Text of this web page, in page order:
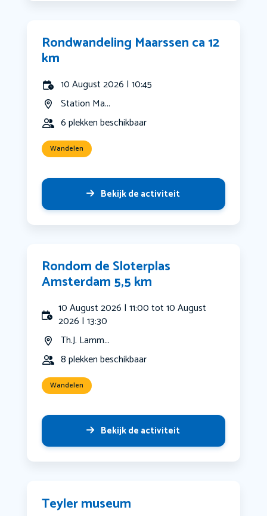
Rondwandeling Maarssen ca 12
km
10 August 2026 | 10:45
Station Ma...
6 plekken beschikbaar
Wandelen
Bekijk de activiteit
Rondom de Sloterplas
Amsterdam 5,5 km
10 August 2026 | 11:00 tot 10 August
2026 | 13:30
Th.J. Lamm...
8 plekken beschikbaar
Wandelen
Bekijk de activiteit
Teyler museum